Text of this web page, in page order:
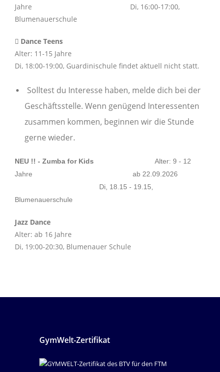
Jahre Di, 16:00-17:00,
Blumenauerschule
Dance Teens
Alter: 11-15 Jahre
Di, 18:00-19:00, Guardinischule findet aktuell nicht statt.
Solltest du Interesse haben, melde dich bei der
Geschäftsstelle. Wenn genügend Interessenten
zusammen kommen, beginnen wir die Stunde
gerne wieder.
NEU !! - Zumba for Kids
Alter: 9 - 12
Jahre ab 22.09.2026
Di, 18.15 - 19.15,
Blumenauerschule
Jazz Dance
Alter: ab 16 Jahre
Di, 19:00-20:30, Blumenauer Schule
GymWelt-Zertifikat